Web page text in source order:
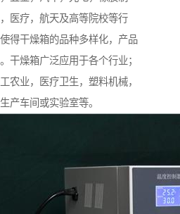
医疗，航天及高等院校等行
得干燥箱的品种多样化，产品
干燥箱广泛应用于各个行业；
农业，医疗卫生，塑料机械，
产车间或实验室等。